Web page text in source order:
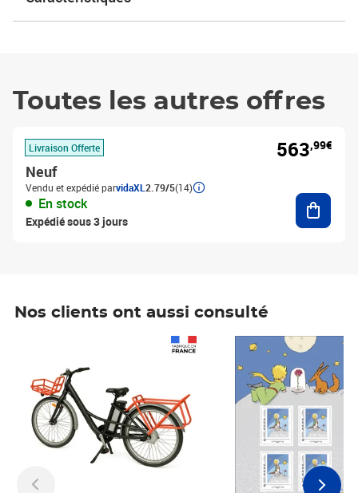
Toutes les autres offres
Livraison Offerte
Neuf
Vendu et expédié parvidaXL 2.79/5(14)
En stock
Expédié sous 3 jours
563,99€
Nos clients ont aussi consulté
Prix 7,50€